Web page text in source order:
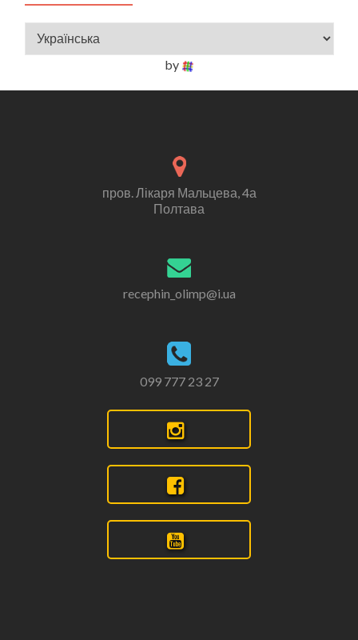
by
пров. Лікаря Мальцева, 4а
Полтава
recephin_olimp@i.ua
099 777 23 27